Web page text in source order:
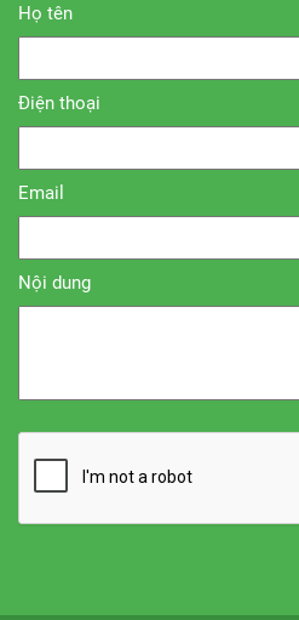
Họ tên
Điện thoại
Email
Nội dung